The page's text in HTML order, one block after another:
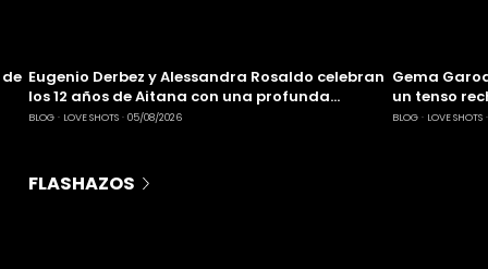
Eugenio Derbez y Alessandra Rosaldo celebran
los 12 años de Aitana con una profunda
reflexión sobre la paternidad
BLOG LOVE SHOTS 05/08/2026
Gema
un tenso
México 2026
BLOG LOVE SHOTS
FLASHAZOS